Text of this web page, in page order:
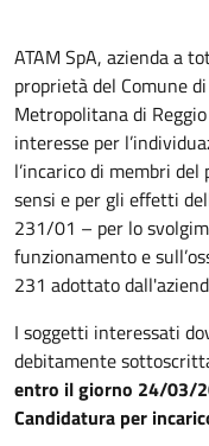
ATAM SpA, azienda a
proprietà del Comune
Metropolitana di
interesse per
l’incarico di membri
sensi e per gli effetti
231/01 – per lo
funzionamento e
231 adottato
I soggetti interessati
debitamente
entro il giorno 24/03/
Candidatura per